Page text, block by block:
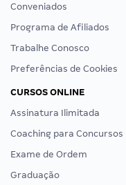
Conveniados
Programa de Afiliados
Trabalhe Conosco
Preferências de Cookies
CURSOS ONLINE
Assinatura Ilimitada
Coaching para Concursos
Exame de Ordem
Graduação